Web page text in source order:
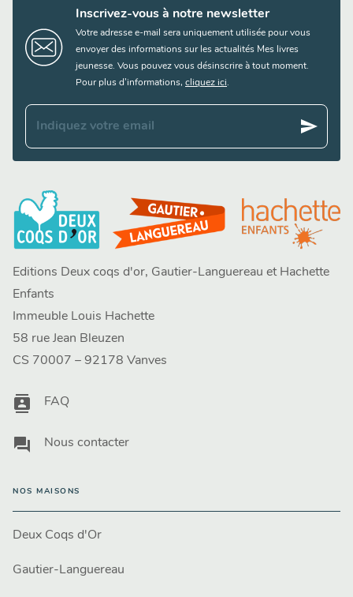
Inscrivez-vous à notre newsletter
Votre adresse e-mail sera uniquement utilisée pour vous
envoyer des informations sur les actualités Mes livres
jeunesse. Vous pouvez vous désinscrire à tout moment.
Pour plus d’informations, cliquez ici.
Indiquez votre email send
Editions Deux coqs d'or, Gautier-Languereau et Hachette
Enfants
Immeuble Louis Hachette
58 rue Jean Bleuzen
CS 70007 – 92178 Vanves
contacts FAQ
question_answer Nous contacter
NOS MAISONS
Deux Coqs d'Or
Gautier-Languereau